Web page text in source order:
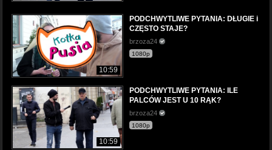
10:59
PODCHWYTLIWE PYTANIA: DŁUGIE i
CZĘSTO STAJE?
brzoza24
1080p
10:59
PODCHWYTLIWE PYTANIA: ILE
PALCÓW JEST U 10 RĄK?
brzoza24
1080p